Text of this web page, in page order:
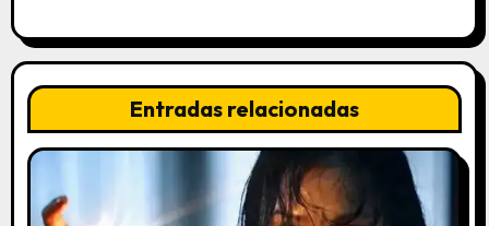
d
e
e
n
t
Entradas relacionadas